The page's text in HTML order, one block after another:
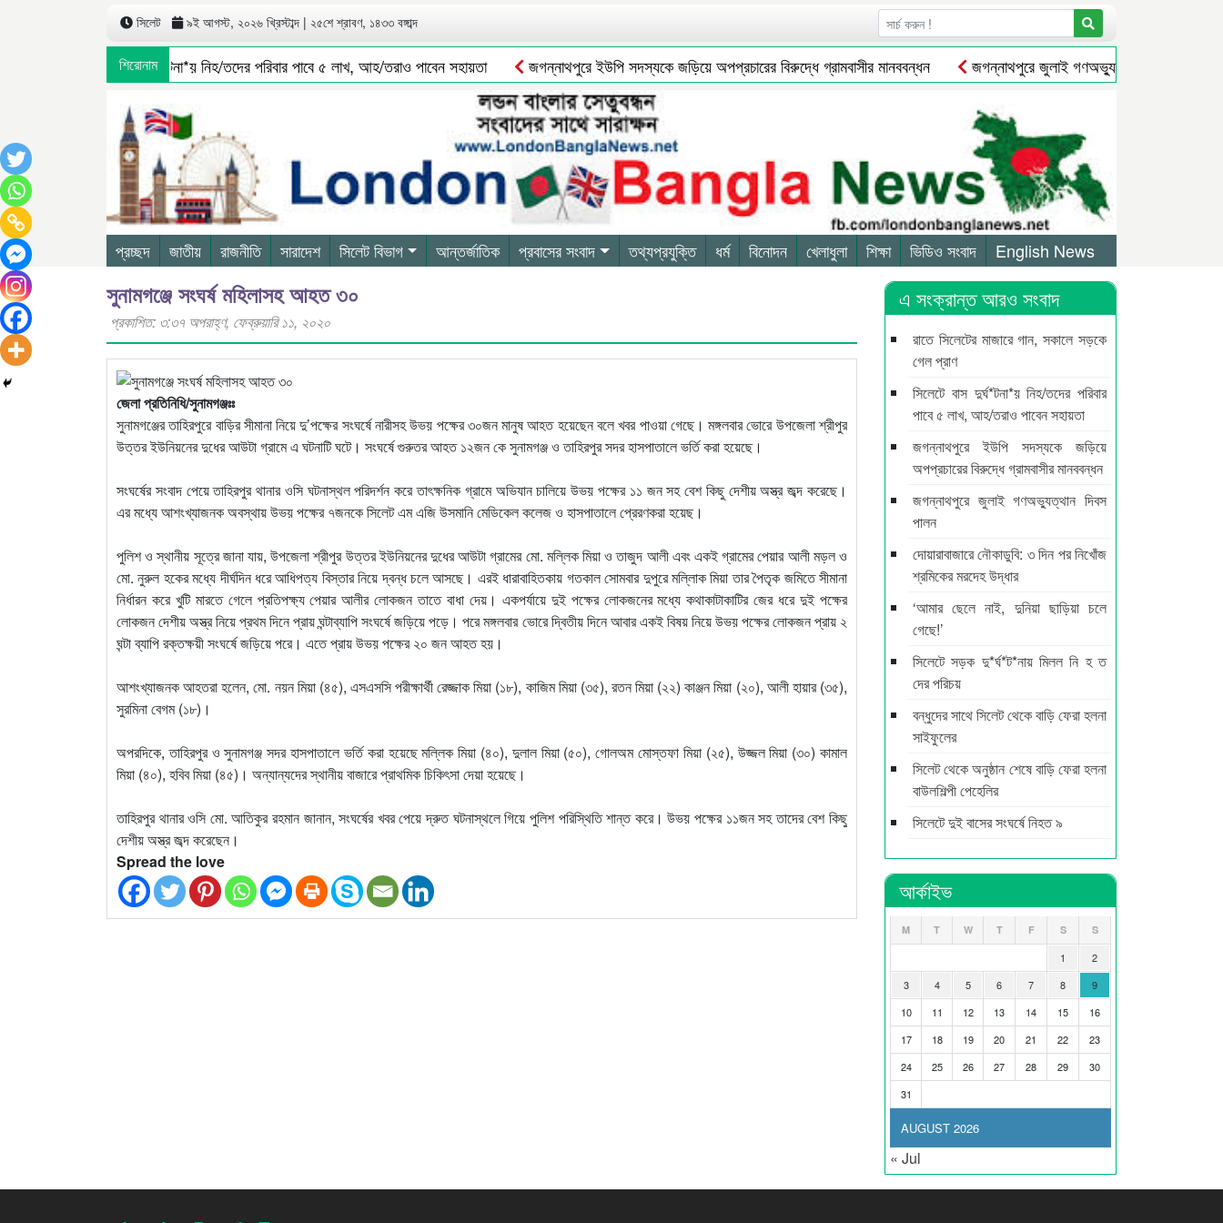
সিলেট ৯ই আগস্ট, ২০২৬ খ্রিস্টাব্দ | ২৫শে শ্রাবণ, ১৪৩৩ বঙ্গাব্দ
শিরোনাম
সিলেটে বাস দুর্ঘ*টনা*য় নিহ/তদের পরিবার পাবে ৫ লাখ, আহ/তরাও পাবেন সহায়তা জগন্নাথপুরে ইউপি সদস্যকে জড়িয়ে অপপ্রচারের বিরুদ্ধে গ্রামবাসীর মানববন্ধন জগন্নাথপুরে জুলাই গণঅভ্যুত্থান দিবস পালন
প্রচ্ছদ জাতীয় রাজনীতি সারাদেশ সিলেট বিভাগ আন্তর্জাতিক প্রবাসের সংবাদ তথ্যপ্রযুক্তি ধর্ম বিনোদন খেলাধুলা শিক্ষা ভিডিও সংবাদ English News
সুনামগঞ্জে সংঘর্ষ মহিলাসহ আহত ৩০
প্রকাশিত: ৩:৩৭ অপরাহ্ণ, ফেব্রুয়ারি ১১, ২০২০
জেলা প্রতিনিধি/সুনামগঞ্জঃঃ
সুনামগঞ্জের তাহিরপুরে বাড়ির সীমানা নিয়ে দু’পক্ষের সংঘর্ষে নারীসহ উভয় পক্ষের ৩০জন মানুষ আহত হয়েছেন বলে খবর পাওয়া গেছে। মঙ্গলবার ভোরে উপজেলা শ্রীপুর
উত্তর ইউনিয়নের দুধের আউটা গ্রামে এ ঘটনাটি ঘটে। সংঘর্ষে গুরুতর আহত ১২জন কে সুনামগঞ্জ ও তাহিরপুর সদর হাসপাতালে ভর্তি করা হয়েছে।
সংঘর্ষের সংবাদ পেয়ে তাহিরপুর থানার ওসি ঘটনাস্থল পরিদর্শন করে তাৎক্ষনিক গ্রামে অভিযান চালিয়ে উভয় পক্ষের ১১ জন সহ বেশ কিছু দেশীয় অস্ত্র জব্দ করেছে।
এর মধ্যে আশংখ্যাজনক অবস্থায় উভয় পক্ষের ৭জনকে সিলেট এম এজি উসমানি মেডিকেল কলেজ ও হাসপাতালে প্রেরণকরা হয়েছ।
পুলিশ ও স্থানীয় সূত্রে জানা যায়, উপজেলা শ্রীপুর উত্তর ইউনিয়নের দুধের আউটা গ্রামের মো. মল্লিক মিয়া ও তাজুদ আলী এবং একই গ্রামের পেয়ার আলী মড়ল ও
মো. নুরুল হকের মধ্যে দীর্ঘদিন ধরে আধিপত্য বিস্তার নিয়ে দ্বন্ধ চলে আসছে। এরই ধারাবাহিতকায় গতকাল সোমবার দুপুরে মল্লিাক মিয়া তার পৈতৃক জমিতে সীমানা
নির্ধারন করে খুটি মারতে গেলে প্রতিপক্ষ্য পেয়ার আলীর লোকজন তাতে বাধা দেয়। একপর্যায়ে দুই পক্ষের লোকজনের মধ্যে কথাকাটাকাটির জের ধরে দুই পক্ষের
লোকজন দেশীয় অস্ত্র নিয়ে প্রথম দিনে প্রায় ঘন্টাব্যাপি সংঘর্ষে জড়িয়ে পড়ে। পরে মঙ্গলবার ভোরে দ্বিতীয় দিনে আবার একই বিষয় নিয়ে উভয় পক্ষের লোকজন প্রায় ২
ঘন্টা ব্যাপি রক্তক্ষয়ী সংঘর্ষে জড়িয়ে পরে। এতে প্রায় উভয় পক্ষের ২০ জন আহত হয়।
আশংখ্যাজনক আহতরা হলেন, মো. নয়ন মিয়া (৪৫), এসএসসি পরীক্ষার্থী রেজ্জাক মিয়া (১৮), কাজিম মিয়া (৩৫), রতন মিয়া (২২) কাঞ্জন মিয়া (২০), আলী হায়ার (৩৫),
সুরমিনা বেগম (১৮)।
অপরদিকে, তাহিরপুর ও সুনামগঞ্জ সদর হাসপাতালে ভর্তি করা হয়েছে মল্লিক মিয়া (৪০), দুলাল মিয়া (৫০), গোলঅম মোস্তফা মিয়া (২৫), উজ্জল মিয়া (৩০) কামাল
মিয়া (৪০), হবিব মিয়া (৪৫)। অন্যান্যদের স্থানীয় বাজারে প্রাথমিক চিকিৎসা দেয়া হয়েছে।
তাহিরপুর থানার ওসি মো. আতিকুর রহমান জানান, সংঘর্ষের খবর পেয়ে দ্রুত ঘটনাস্থলে গিয়ে পুলিশ পরিস্থিতি শান্ত করে। উভয় পক্ষের ১১জন সহ তাদের বেশ কিছু
দেশীয় অস্ত্র জব্দ করেছেন।
Spread the love
এ সংক্রান্ত আরও সংবাদ
রাতে সিলেটের মাজারে গান, সকালে সড়কে
গেল প্রাণ
সিলেটে বাস দুর্ঘ*টনা*য় নিহ/তদের পরিবার
পাবে ৫ লাখ, আহ/তরাও পাবেন সহায়তা
জগন্নাথপুরে ইউপি সদস্যকে জড়িয়ে
অপপ্রচারের বিরুদ্ধে গ্রামবাসীর মানববন্ধন
জগন্নাথপুরে জুলাই গণঅভ্যুত্থান দিবস
পালন
দোয়ারাবাজারে নৌকাডুবি: ৩ দিন পর নিখোঁজ
শ্রমিকের মরদেহ উদ্ধার
‘আমার ছেলে নাই, দুনিয়া ছাড়িয়া চলে
গেছে!’
সিলেটে সড়ক দু*র্ঘ*ট*নায় মিলল নি হ ত
দের পরিচয়
বন্ধুদের সাথে সিলেট থেকে বাড়ি ফেরা হলনা
সাইফুলের
সিলেট থেকে অনুষ্ঠান শেষে বাড়ি ফেরা হলনা
বাউলশিল্পী পেহেলির
সিলেটে দুই বাসের সংঘর্ষে নিহত ৯
আর্কাইভ
AUGUST 2026
M T W T F S S
1
2
3
4 5 6 7 8
9
10
11 12 13 14 15
16
17
18 19 20 21 22
23
24
25 26 27 28 29
30
31
« Jul